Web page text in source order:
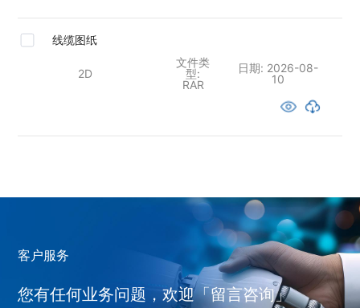
线缆图纸
2D
文件类
型:
RAR
日期: 2026-08-
10
客户服务
您有任何业务问题，欢迎「留言咨询」